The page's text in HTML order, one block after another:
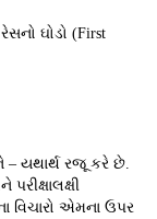
– યથાર્થ રજૂ કરે છે.
વિચારો એમના ઉપર